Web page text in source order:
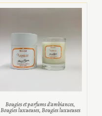
Bougies et parfums d'ambiances,
Bougies luxueuses,Bougies luxueuses